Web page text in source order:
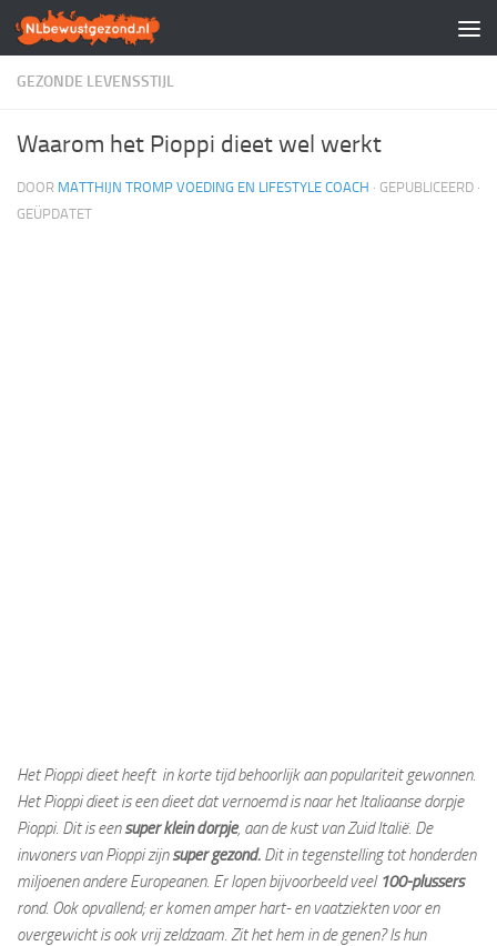
Doorgaan naar inhoud
GEZONDE LEVENSSTIJL
Waarom het Pioppi dieet wel werkt
DOOR MATTHIJN TROMP VOEDING EN LIFESTYLE COACH · GEPUBLICEERD ·
GEÜPDATET
Het Pioppi dieet heeft in korte tijd behoorlijk aan populariteit gewonnen.
Het Pioppi dieet is een dieet dat vernoemd is naar het Italiaanse dorpje
Pioppi. Dit is eensuper klein dorpje, aan de kust van Zuid Italië. De
inwoners van Pioppi zijnsuper gezond. Dit in tegenstelling tot honderden
miljoenen andere Europeanen. Er lopen bijvoorbeeld veel 100-plussers
rond. Ook opvallend; er komen amper hart- en vaatziekten voor en
overgewicht is ook vrij zeldzaam. Zit het hem in de genen? Is hun